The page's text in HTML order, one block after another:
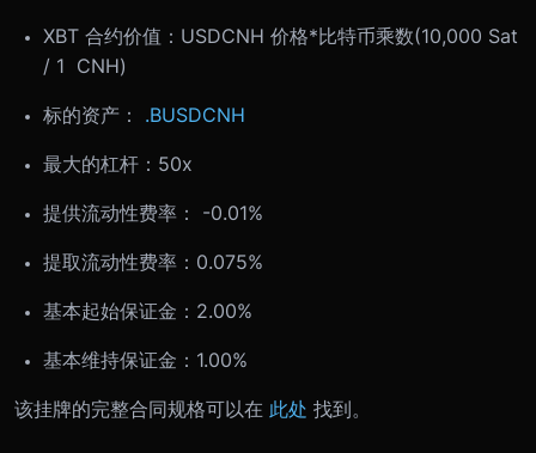
XBT 合约价值：USDCNH 价格*比特币乘数(10,000 Sat
/ 1 CNH)
标的资产： .BUSDCNH
最大的杠杆：50x
提供流动性费率： -0.01%
提取流动性费率：0.075%
基本起始保证金：2.00%
基本维持保证金：1.00%
该挂牌的完整合同规格可以在 此处 找到。